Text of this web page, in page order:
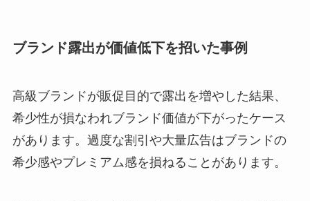
ブランド露出が価値低下を招いた事例
高級ブランドが販促目的で露出を増やした結果、
希少性が損なわれブランド価値が下がったケース
があります。過度な割引や大量広告はブランドの
希少感やプレミアム感を損ねることがあります。